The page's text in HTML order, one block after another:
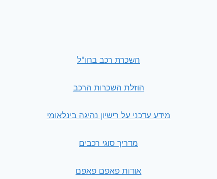
השכרת רכב בחו"ל
הוזלת השכרות הרכב
מידע עדכני על רישיון נהיגה בינלאומי
מדריך סוגי רכבים
אודות פאפם פאפם